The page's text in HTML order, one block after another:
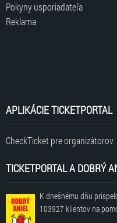
Pokyny usporiadateľa
Reklama
APLIKÁCIE TICKETPORTAL
CheckTicket pre organizátorov
TICKETPORTAL A DOBRÝ
K dnešnému dňu
103927 klientov na